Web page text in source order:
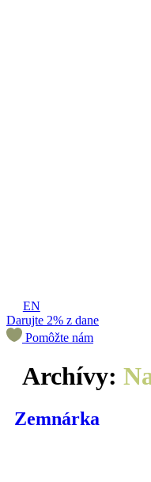
EN
Darujte 2% z dane
Pomôžte nám
Archívy:
Zemnárka